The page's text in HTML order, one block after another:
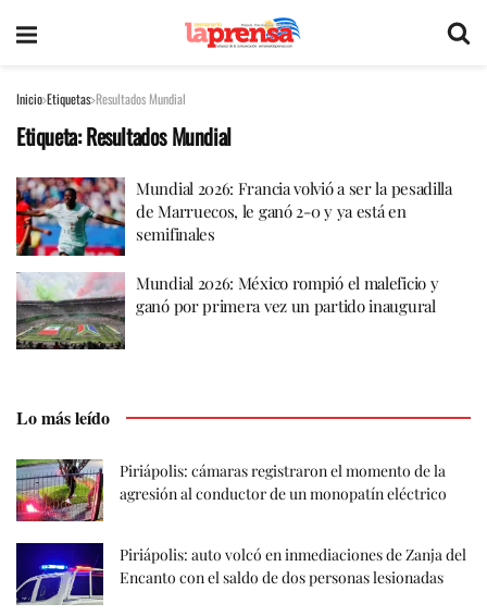
Inicio Etiquetas Resultados Mundial
Etiqueta:Resultados Mundial
Mundial 2026: Francia volvió a ser la pesadilla
de Marruecos, le ganó 2-0 y ya está en
semifinales
Mundial 2026: México rompió el maleficio y
ganó por primera vez un partido inaugural
Lo más leído
Piriápolis: cámaras registraron el momento de la
agresión al conductor de un monopatín eléctrico
Piriápolis: auto volcó en inmediaciones de Zanja del
Encanto con el saldo de dos personas lesionadas